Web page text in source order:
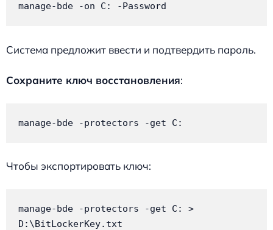
manage-bde -on C: -Password
Система предложит ввести и подтвердить пароль.
Сохраните ключ восстановления:
manage-bde -protectors -get C:
Чтобы экспортировать ключ:
manage-bde -protectors -get C: >
D:\BitLockerKey.txt